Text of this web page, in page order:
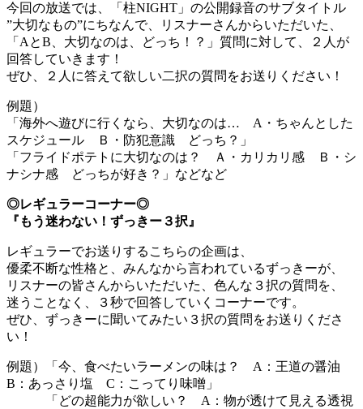
今回の放送では、「柱NIGHT」の公開録音のサブタイトル
”大切なもの”にちなんで、リスナーさんからいただいた、
「AとB、大切なのは、どっち！？」質問に対して、２人が
回答していきます！
ぜひ、２人に答えて欲しい二択の質問をお送りください！
例題）
「海外へ遊びに行くなら、大切なのは… A・ちゃんとした
スケジュール Ｂ・防犯意識 どっち？」
「フライドポテトに大切なのは？ Ａ・カリカリ感 Ｂ・シ
ナシナ感 どっちが好き？」などなど
◎レギュラーコーナー◎
『もう迷わない！ずっきー３択』
レギュラーでお送りするこちらの企画は、
優柔不断な性格と、みんなから言われているずっきーが、
リスナーの皆さんからいただいた、色んな３択の質問を、
迷うことなく、３秒で回答していくコーナーです。
ぜひ、ずっきーに聞いてみたい３択の質問をお送りくださ
い！
例題）「今、食べたいラーメンの味は？ A：王道の醤油
B：あっさり塩 C：こってり味噌」
「どの超能力が欲しい？ A：物が透けて見える透視